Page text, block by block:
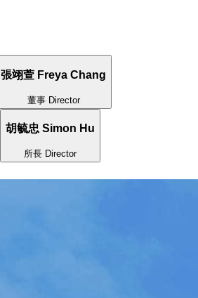
張翊萱 Freya Chang
董事 Director
胡毓忠 Simon Hu
所長 Director